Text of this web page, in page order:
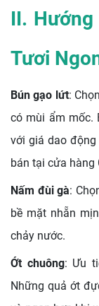
II. Hướng
Tươi
Bún gạo lứt:
có mùi ẩm mốc.
với giá dao
bán tại cửa hàng
Nấm đùi gà:
bề mặt nhẵn
chảy nước.
Ớt chuông: Ưu
Những quả ớt